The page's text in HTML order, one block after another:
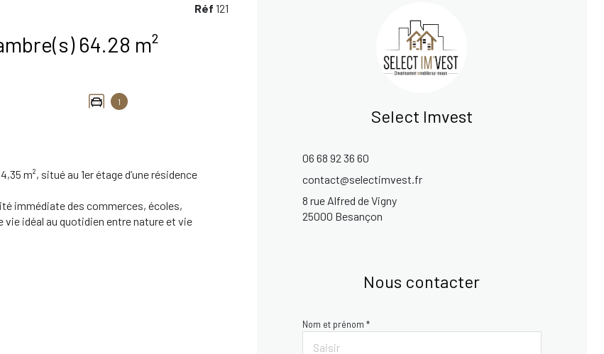
Appartement 3 pièce(s) 2 chambre(s) 64.28 m²
1
Réf 121
m², situé au 1er étage d’une résidence
immédiate des commerces, écoles,
idéal au quotidien entre nature et vie
pour profiter des beaux jours.
Select Imvest
06 68 92 36 60
contact@selectimvest.fr
8 rue Alfred de Vigny
25000 Besançon
Nous contacter
Nom et prénom *